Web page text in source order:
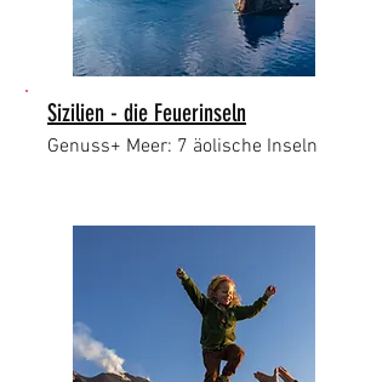
Sizilien - die Feuerinseln
Genuss+ Meer: 7 äolische Inseln